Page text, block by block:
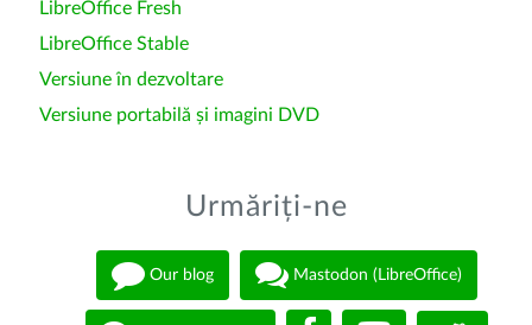
LibreOffice Fresh
LibreOffice Stable
Versiune în dezvoltare
Versiune portabilă și imagini DVD
Urmăriți-ne
Our blog Mastodon (LibreOffice)